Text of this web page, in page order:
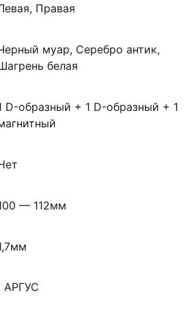
Правая
муар, Серебро антик,
белая
D-образный + 1 D-образный + 1
— 112мм